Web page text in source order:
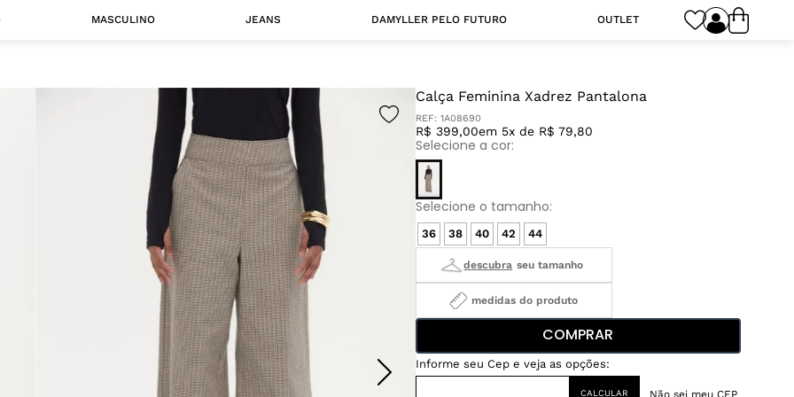
MASCULINO JEANS DAMYLLER PELO FUTURO OUTLET
Calça Feminina Xadrez Pantalona
REF: 1A08690
R$ 399,00em 5x de R$ 79,80
36 38 40 42 44
medidas do produto
COMPRAR
Não sei meu CEP